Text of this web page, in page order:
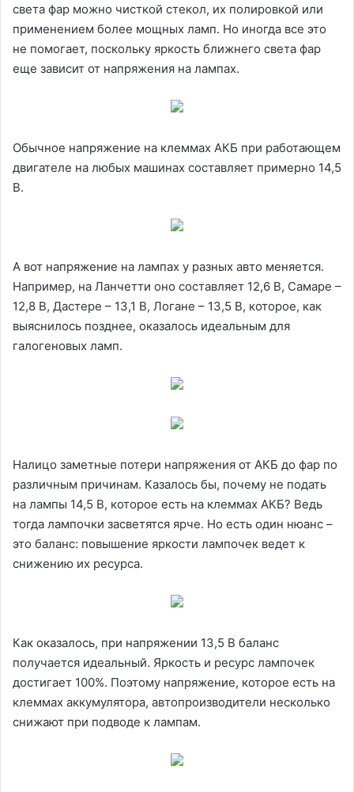
света фар можно чисткой стекол, их полировкой или
применением более мощных ламп. Но иногда все это
не помогает, поскольку яркость ближнего света фар
еще зависит от напряжения на лампах.
Обычное напряжение на клеммах АКБ при работающем
двигателе на любых машинах составляет примерно 14,5
В.
А вот напряжение на лампах у разных авто меняется.
Например, на Ланчетти оно составляет 12,6 В, Самаре –
12,8 В, Дастере – 13,1 В, Логане – 13,5 В, которое, как
выяснилось позднее, оказалось идеальным для
галогеновых ламп.
Налицо заметные потери напряжения от АКБ до фар по
различным причинам. Казалось бы, почему не подать
на лампы 14,5 В, которое есть на клеммах АКБ? Ведь
тогда лампочки засветятся ярче. Но есть один нюанс –
это баланс: повышение яркости лампочек ведет к
снижению их ресурса.
Как оказалось, при напряжении 13,5 В баланс
получается идеальный. Яркость и ресурс лампочек
достигает 100%. Поэтому напряжение, которое есть на
клеммах аккумулятора, автопроизводители несколько
снижают при подводе к лампам.